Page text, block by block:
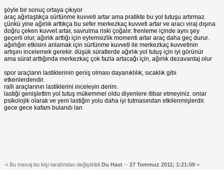
şöyle bir sonuç ortaya çıkıyor
araç ağırlaştıkça sürtünme kuvveti artar ama pratikte bu yol tutuşu artırmaz.
çünkü yine ağırlık arttıkça bu sefer merkezkaç kuvveti artar ve aracı viraj dışına
doğru çeken kuvvet artar, savrulma riski çoğalır. frenleme içinde aynı şey
geçerli olur, ağırlık arttığı için eylemsizlik momenti artar araç daha geç durur.
ağırlığın etkisini anlamak için sürtünme kuvveti ile merkezkaç kuvvetinin
artışını incelemek gerekir. düşük süratlerde ağırlık yol tutuş için iyi görünür
ama sürat arttığında merkezkaç çok fazla artacağı için, ağırlık dezavantaj olur
spor araçların lastiklerinin geniş olması dayanıklılık, sıcaklık gibi
etkenlerdendir.
ralli araçlarının lastiklerini inceleyin derim.
lastiği genişlettim yol tutuş mükemmel oldu diyenlere itibar etmeyiniz. onlar
psikolojik olarak ve yeni lastiğin yolu daha iyi tutmasından etkilenmişlerdir.
gece gece kafam bulandı lan
< Bu mesaj bu kişi tarafından değiştirildi Du Hast -- 27 Temmuz 2011; 1:21:59 >